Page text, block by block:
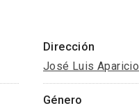
Dirección
José Luis Aparicio
Género